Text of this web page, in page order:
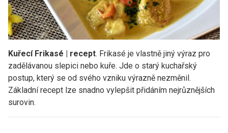
Kuřecí Frikasé | recept. Frikasé je vlastně jiný výraz pro
zadělávanou slepici nebo kuře. Jde o starý kuchařský
postup, který se od svého vzniku výrazně nezměnil.
Základní recept lze snadno vylepšit přidáním nejrůznějších
surovin.